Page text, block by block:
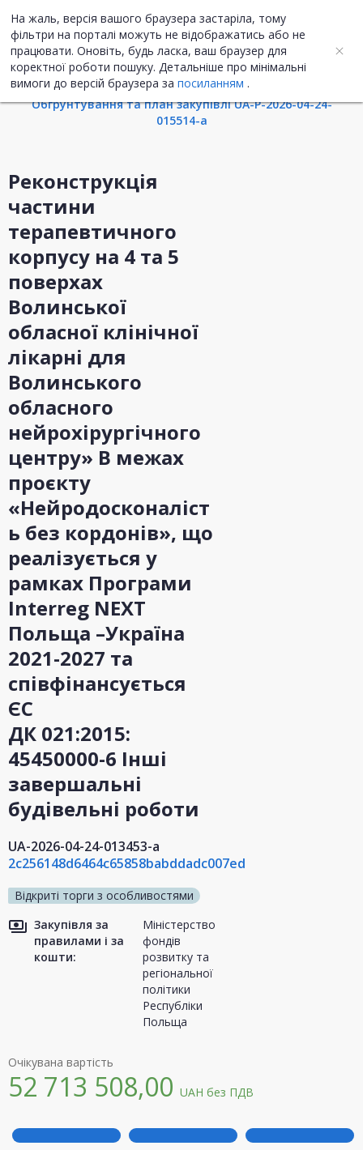
На жаль, версія вашого браузера застаріла, тому
фільтри на порталі можуть не відображатись або не
працювати. Оновіть, будь ласка, ваш браузер для
коректної роботи пошуку. Детальніше про мінімальні
вимоги до версій браузера за посиланням .
UA ENG
Інформація про закупівлю
Обгрунтування та план закупівлі UA-P-2026-04-24-
015514-a
Реконструкція
частини
терапевтичного
корпусу на 4 та 5
поверхах
Волинської
обласної клінічної
лікарні для
Волинського
обласного
нейрохірургічного
центру» В межах
проєкту
«Нейродосконаліст
ь без кордонів», що
реалізується у
рамках Програми
Interreg NEXT
Польща –Україна
2021-2027 та
співфінансується
ЄС
ДК 021:2015:
45450000-6 Інші
завершальні
будівельні роботи
UA-2026-04-24-013453-a
2c256148d6464c65858babddadc007ed
Відкриті торги з особливостями
Закупівля за
правилами і за
кошти:
Міністерство
фондів
розвитку та
регіональної
політики
Республіки
Польща
Очікувана вартість
52 713 508,00 UAH без ПДВ